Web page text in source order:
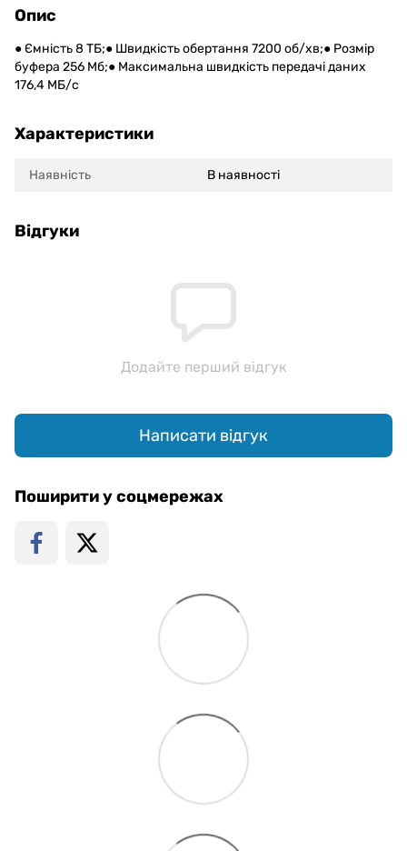
Опис
● Ємність 8 ТБ;● Швидкість обертання 7200 об/хв;● Розмір
буфера 256 Мб;● Максимальна швидкість передачі даних
176,4 МБ/с
Характеристики
Наявність В наявності
Відгуки
Додайте перший відгук
Написати відгук
Поширити у соцмережах